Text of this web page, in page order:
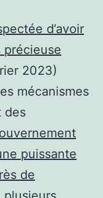
d’avoir
précieuse
2023)
mécanismes
des
puissante
de